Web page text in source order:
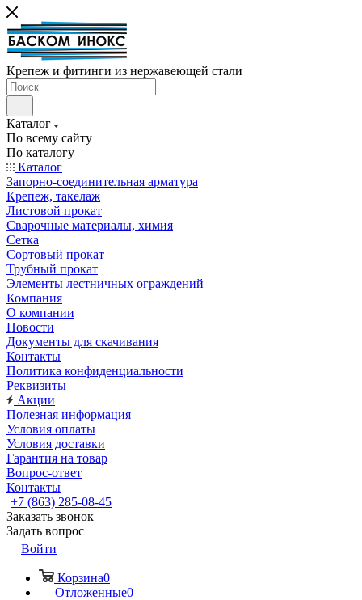
Крепеж и фитинги из нержавеющей стали
Каталог
По всему сайту
По каталогу
Каталог
Запорно-соединительная арматура
Крепеж, такелаж
Листовой прокат
Сварочные материалы, химия
Сетка
Сортовый прокат
Трубный прокат
Элементы лестничных ограждений
Компания
О компании
Новости
Документы для скачивания
Контакты
Политика конфиденциальности
Реквизиты
Акции
Полезная информация
Условия оплаты
Условия доставки
Гарантия на товар
Вопрос-ответ
Контакты
+7 (863) 285-08-45
Заказать звонок
Задать вопрос
Войти
Корзина0
Отложенные0